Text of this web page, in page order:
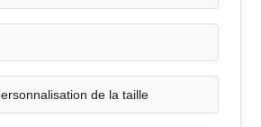
de la taille